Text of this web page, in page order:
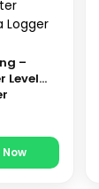
–
Level